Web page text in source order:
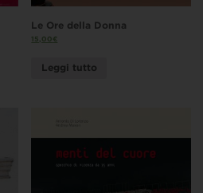
Le Ore della Donna
15,00€
Leggi tutto